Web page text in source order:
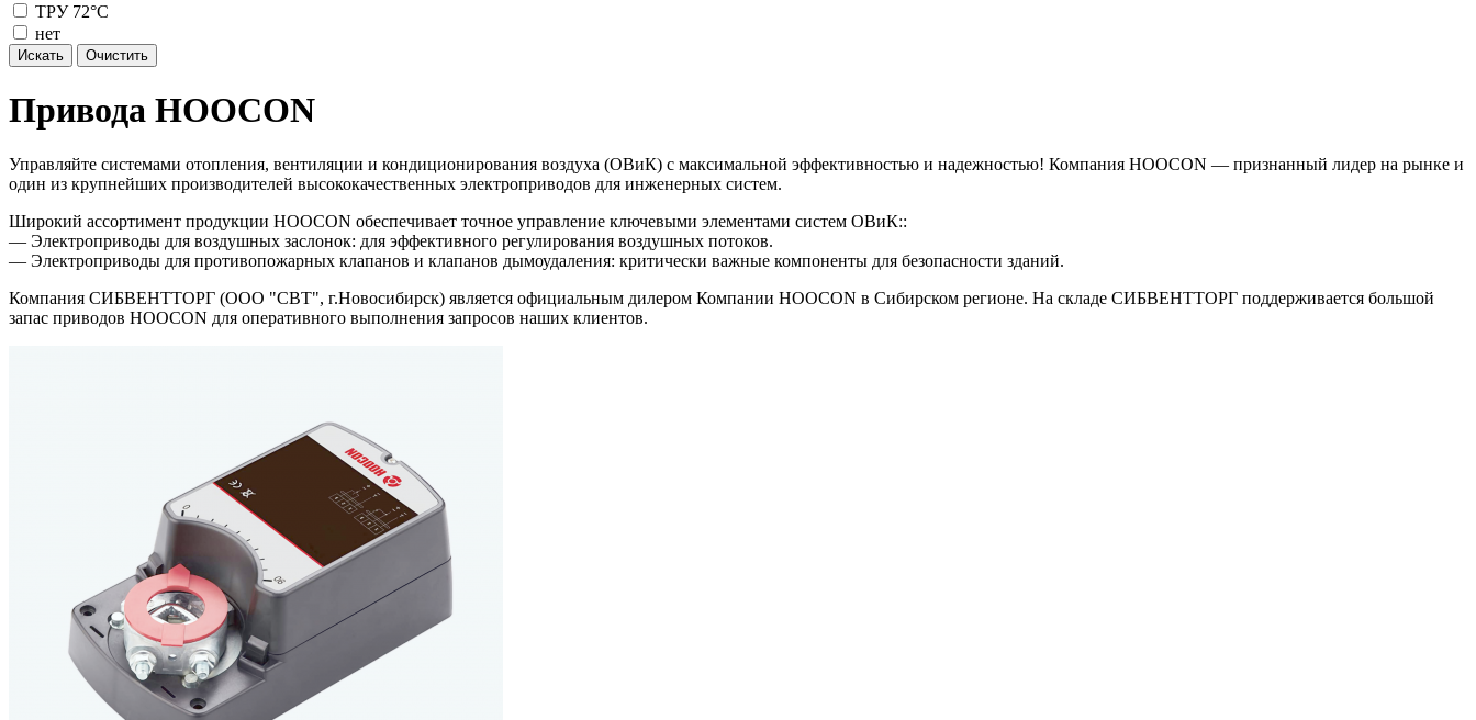
ТРУ 72°С
нет
Искать Очистить
Привода HOOCON
Управляйте системами отопления, вентиляции и кондиционирования воздуха (ОВиК) с максимальной эффективностью и надежностью! Компания HOOCON — признанный лидер на рынке и
один из крупнейших производителей высококачественных электроприводов для инженерных систем.
Широкий ассортимент продукции HOOCON обеспечивает точное управление ключевыми элементами систем ОВиК::
— Электроприводы для воздушных заслонок: для эффективного регулирования воздушных потоков.
— Электроприводы для противопожарных клапанов и клапанов дымоудаления: критически важные компоненты для безопасности зданий.
Компания СИБВЕНТТОРГ (ООО "СВТ", г.Новосибирск) является официальным дилером Компании HOOCON в Сибирском регионе. На складе СИБВЕНТТОРГ поддерживается большой
запас приводов HOOCON для оперативного выполнения запросов наших клиентов.